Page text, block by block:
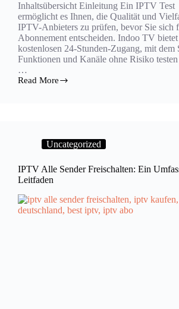
Inhaltsübersicht Einleitung Ein IPTV Test
ermöglicht es Ihnen, die Qualität und
IPTV-Anbieters zu prüfen, bevor Sie sich
Abonnement entscheiden. Indoo TV bietet
kostenlosen 24-Stunden-Zugang, mit dem
Funktionen und Kanäle ohne Risiko
…
Read More
Uncategorized
IPTV Alle Sender Freischalten: Ein
Leitfaden